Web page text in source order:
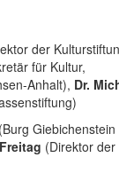
der
für Kultur,
Anhalt), Dr.
(Burg Giebichenstein
(Direktor der